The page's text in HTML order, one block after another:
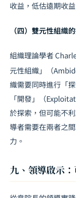
收益，低估遠期收益
（四）雙元性組織
組織理論學者
元性組織」（
織需要同時進行「
「開發」（
於探索，但可能不
導者需要在兩者之
力。
九、領導啟示